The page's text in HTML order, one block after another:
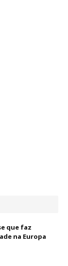
que faz
na Europa